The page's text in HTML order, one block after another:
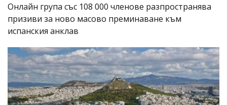
Онлайн група със 108 000 членове разпространява
призиви за ново масово преминаване към
испанския анклав